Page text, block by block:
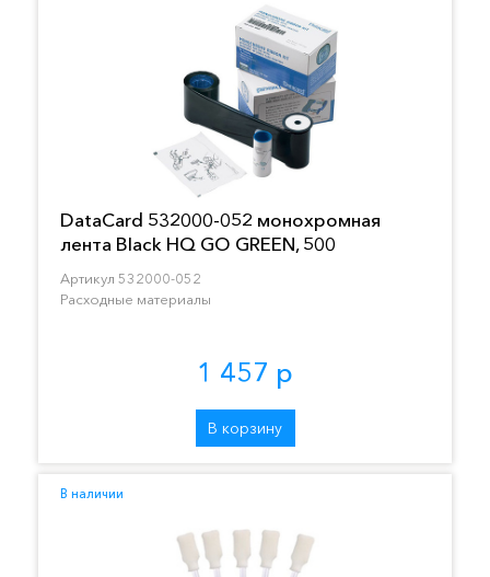
DataCard 532000-052 монохромная
лента Black HQ GO GREEN, 500
Артикул 532000-052
Расходные материалы
1 457 р
В корзину
В наличии